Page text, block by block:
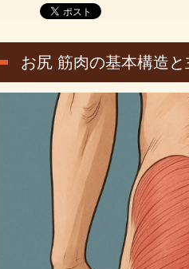
お尻 筋肉の基本構造